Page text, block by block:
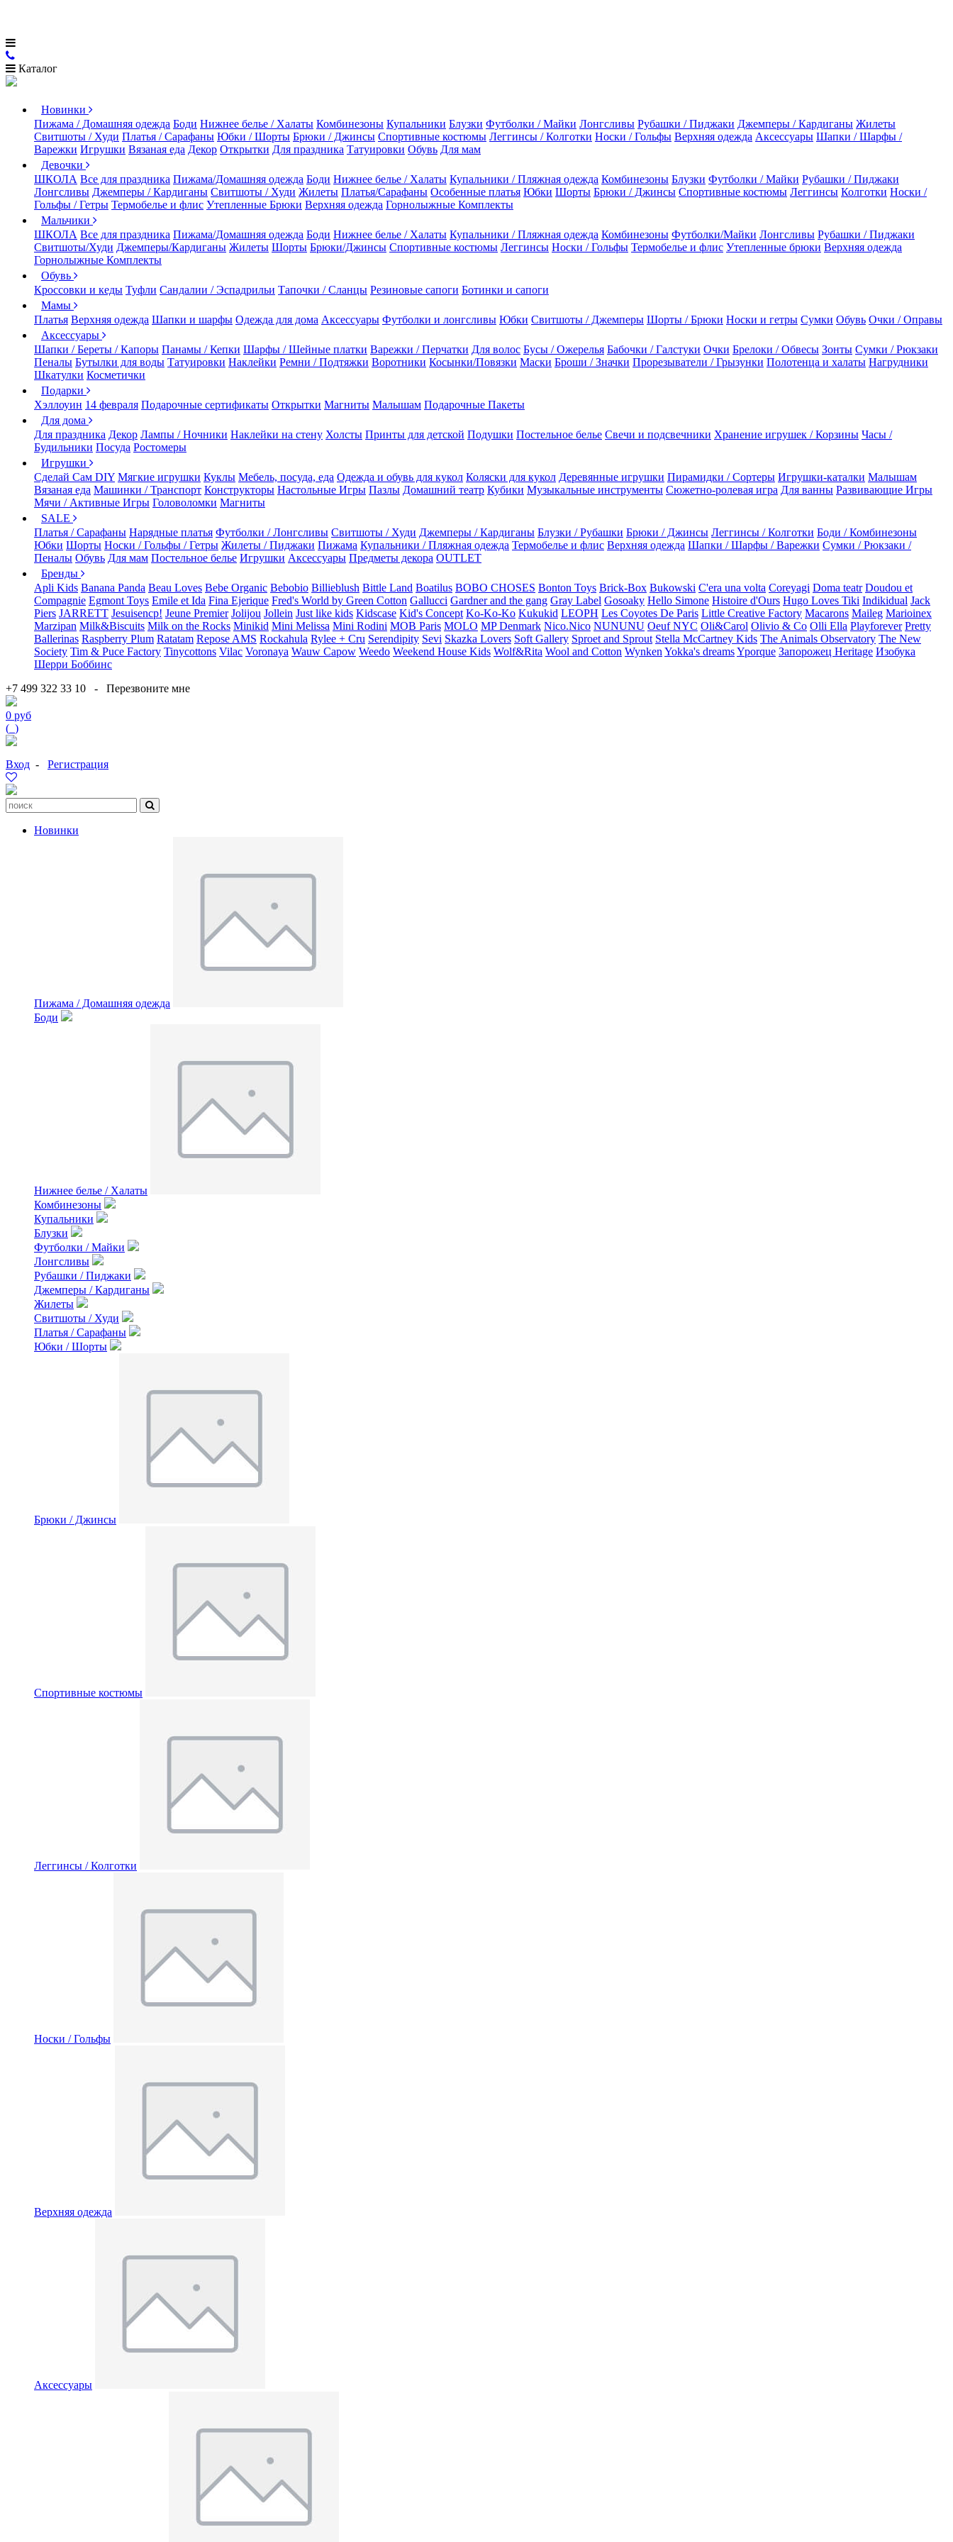
Каталог
Новинки
Пижама / Домашняя одежда Боди Нижнее белье / Халаты Комбинезоны Купальники Блузки Футболки / Майки Лонгсливы Рубашки / Пиджаки Джемперы / Кардиганы Жилеты
Свитшоты / Худи Платья / Сарафаны Юбки / Шорты Брюки / Джинсы Спортивные костюмы Леггинсы / Колготки Носки / Гольфы Верхняя одежда Аксессуары Шапки / Шарфы /
Варежки Игрушки Вязаная еда Декор Открытки Для праздника Татуировки Обувь Для мам
Девочки
ШКОЛА Все для праздника Пижама/Домашняя одежда Боди Нижнее белье / Халаты Купальники / Пляжная одежда Комбинезоны Блузки Футболки / Майки Рубашки / Пиджаки
Лонгсливы Джемперы / Кардиганы Свитшоты / Худи Жилеты Платья/Сарафаны Особенные платья Юбки Шорты Брюки / Джинсы Спортивные костюмы Леггинсы Колготки Носки /
Гольфы / Гетры Термобелье и флис Утепленные Брюки Верхняя одежда Горнолыжные Комплекты
Мальчики
ШКОЛА Все для праздника Пижама/Домашняя одежда Боди Нижнее белье / Халаты Купальники / Пляжная одежда Комбинезоны Футболки/Майки Лонгсливы Рубашки / Пиджаки
Свитшоты/Худи Джемперы/Кардиганы Жилеты Шорты Брюки/Джинсы Спортивные костюмы Леггинсы Носки / Гольфы Термобелье и флис Утепленные брюки Верхняя одежда
Горнолыжные Комплекты
Обувь
Кроссовки и кеды Туфли Сандалии / Эспадрильи Тапочки / Сланцы Резиновые сапоги Ботинки и сапоги
Мамы
Платья Верхняя одежда Шапки и шарфы Одежда для дома Аксессуары Футболки и лонгсливы Юбки Свитшоты / Джемперы Шорты / Брюки Носки и гетры Сумки Обувь Очки / Оправы
Аксессуары
Шапки / Береты / Капоры Панамы / Кепки Шарфы / Шейные платки Варежки / Перчатки Для волос Бусы / Ожерелья Бабочки / Галстуки Очки Брелоки / Обвесы Зонты Сумки / Рюкзаки
Пеналы Бутылки для воды Татуировки Наклейки Ремни / Подтяжки Воротники Косынки/Повязки Маски Броши / Значки Прорезыватели / Грызунки Полотенца и халаты Нагрудники
Шкатулки Косметички
Подарки
Хэллоуин 14 февраля Подарочные сертификаты Открытки Магниты Малышам Подарочные Пакеты
Для дома
Для праздника Декор Лампы / Ночники Наклейки на стену Холсты Принты для детской Подушки Постельное белье Свечи и подсвечники Хранение игрушек / Корзины Часы /
Будильники Посуда Ростомеры
Игрушки
Сделай Сам DIY Мягкие игрушки Куклы Мебель, посуда, еда Одежда и обувь для кукол Коляски для кукол Деревянные игрушки Пирамидки / Сортеры Игрушки-каталки Малышам
Вязаная еда Машинки / Транспорт Конструкторы Настольные Игры Пазлы Домашний театр Кубики Музыкальные инструменты Сюжетно-ролевая игра Для ванны Развивающие Игры
Мячи / Активные Игры Головоломки Магниты
SALE
Платья / Сарафаны Нарядные платья Футболки / Лонгсливы Свитшоты / Худи Джемперы / Кардиганы Блузки / Рубашки Брюки / Джинсы Леггинсы / Колготки Боди / Комбинезоны
Юбки Шорты Носки / Гольфы / Гетры Жилеты / Пиджаки Пижама Купальники / Пляжная одежда Термобелье и флис Верхняя одежда Шапки / Шарфы / Варежки Сумки / Рюкзаки /
Пеналы Обувь Для мам Постельное белье Игрушки Аксессуары Предметы декора OUTLET
Бренды
Apli Kids Banana Panda Beau Loves Bebe Organic Bebobio Billieblush Bittle Land Boatilus BOBO CHOSES Bonton Toys Brick-Box Bukowski C'era una volta Coreyagi Doma teatr Doudou et
Compagnie Egmont Toys Emile et Ida Fina Ejerique Fred's World by Green Cotton Gallucci Gardner and the gang Gray Label Gosoaky Hello Simone Histoire d'Ours Hugo Loves Tiki Indikidual Jack
Piers JARRETT Jesuisencp! Jeune Premier Jolijou Jollein Just like kids Kidscase Kid's Concept Ko-Ko-Ko Kukukid LEOPH Les Coyotes De Paris Little Creative Factory Macarons Maileg Marioinex
Marzipan Milk&Biscuits Milk on the Rocks Minikid Mini Melissa Mini Rodini MOB Paris MOLO MP Denmark Nico.Nico NUNUNU Oeuf NYC Oli&Carol Olivio & Co Olli Ella Playforever Pretty
Ballerinas Raspberry Plum Ratatam Repose AMS Rockahula Rylee + Cru Serendipity Sevi Skazka Lovers Soft Gallery Sproet and Sprout Stella McCartney Kids The Animals Observatory The New
Society Tim & Puce Factory Tinycottons Vilac Voronaya Wauw Capow Weedo Weekend House Kids Wolf&Rita Wool and Cotton Wynken Yokka's dreamsYporque Запорожец Heritage Изобука
Шерри Боббинс
+7 499 322 33 10 - Перезвоните мне
0 руб
( )
Вход - Регистрация
Новинки
Пижама / Домашняя одежда
Боди
Нижнее белье / Халаты
Комбинезоны
Купальники
Блузки
Футболки / Майки
Лонгсливы
Рубашки / Пиджаки
Джемперы / Кардиганы
Жилеты
Свитшоты / Худи
Платья / Сарафаны
Юбки / Шорты
Брюки / Джинсы
Спортивные костюмы
Леггинсы / Колготки
Носки / Гольфы
Верхняя одежда
Аксессуары